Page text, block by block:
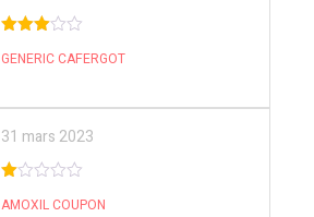
of 5
GENERIC CAFERGOT
31 mars 2023
ou
AMOXIL COUPON